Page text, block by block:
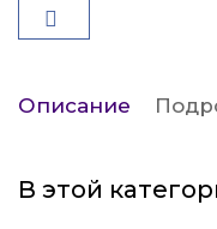
Описание
В этой